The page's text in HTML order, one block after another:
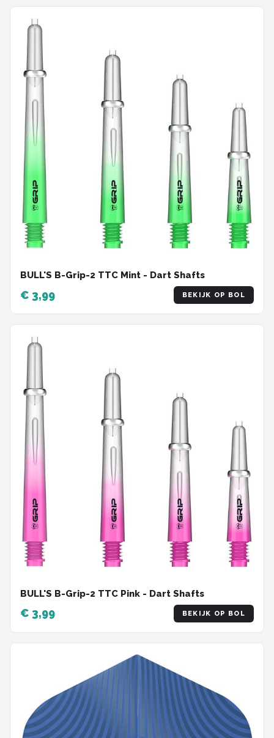
BULL'S B-Grip-2 TTC Mint - Dart Shafts
€ 3,99 BEKIJK OP BOL
BULL'S B-Grip-2 TTC Pink - Dart Shafts
€ 3,99 BEKIJK OP BOL